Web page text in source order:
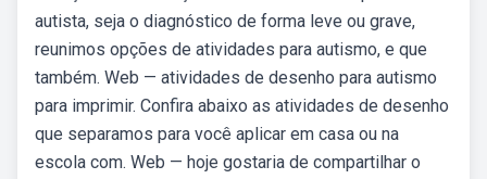
autista, seja o diagnóstico de forma leve ou grave,
reunimos opções de atividades para autismo, e que
também. Web — atividades de desenho para autismo
para imprimir. Confira abaixo as atividades de desenho
que separamos para você aplicar em casa ou na
escola com. Web — hoje gostaria de compartilhar o